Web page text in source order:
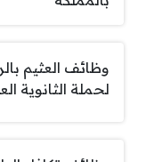
وظائف العثيم
لحملة الثانوية